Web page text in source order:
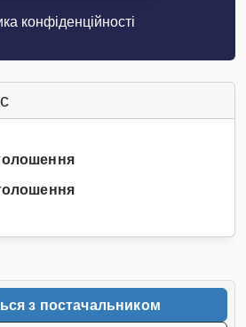
конфіденційності
з постачальником